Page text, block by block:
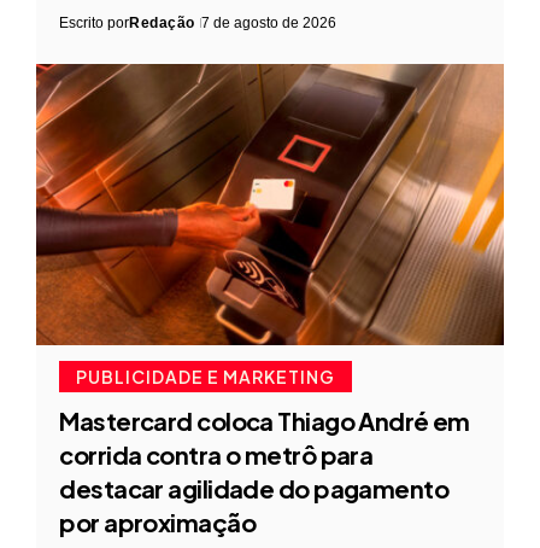
Escrito porRedação 7 de agosto de 2026
PUBLICIDADE E MARKETING
Mastercard coloca Thiago André em
corrida contra o metrô para
destacar agilidade do pagamento
por aproximação